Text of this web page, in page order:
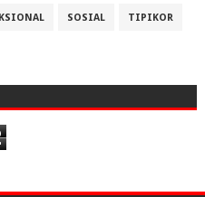
SOSIAL TIPIKOR